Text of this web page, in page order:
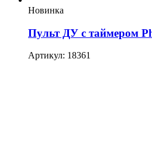
Новинка
Пульт ДУ с таймером
Артикул: 18361